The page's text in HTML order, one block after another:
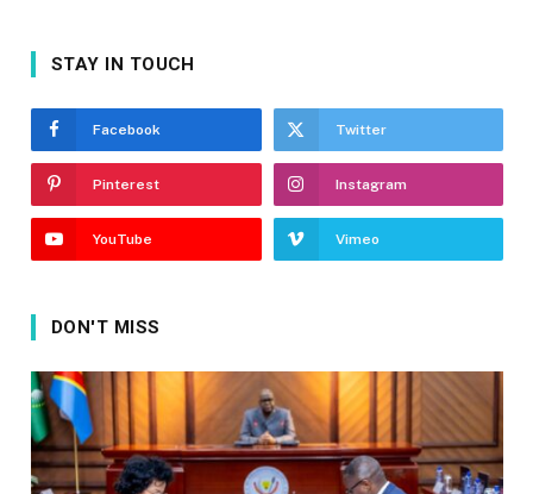
STAY IN TOUCH
Facebook Twitter
Pinterest Instagram
YouTube Vimeo
DON'T MISS